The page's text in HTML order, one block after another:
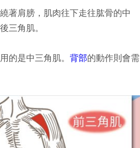
著肩膀，肌肉往下走往肱骨的中
三角肌。
的是中三角肌。 背部的動作則會需